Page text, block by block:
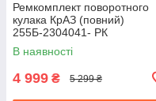
Ремкомплект поворотного
кулака КрАЗ (повний)
255Б-2304041- РК
В наявності
4 999 ₴ 5 299 ₴